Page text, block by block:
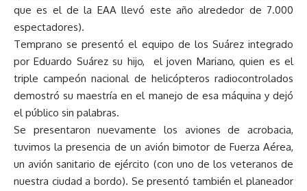
que es el de la EAA llevó este año alrededor de 7.000
espectadores).
Temprano se presentó el equipo de los Suárez integrado
por Eduardo Suárez su hijo, el joven Mariano, quien es el
triple campeón nacional de helicópteros radiocontrolados
demostró su maestría en el manejo de esa máquina y dejó
el público sin palabras.
Se presentaron nuevamente los aviones de acrobacia,
tuvimos la presencia de un avión bimotor de Fuerza Aérea,
un avión sanitario de ejército (con uno de los veteranos de
nuestra ciudad a bordo). Se presentó también el planeador